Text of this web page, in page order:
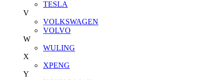
TESLA
V
VOLKSWAGEN
VOLVO
W
WULING
X
XPENG
Y